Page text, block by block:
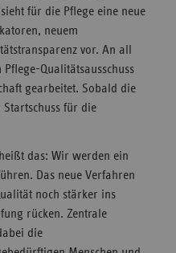
für die Pflege eine neue
neuem
vor. An all
Qualitätsausschuss
gearbeitet. Sobald die
für die
das: Wir werden ein
Das neue Verfahren
noch stärker ins
rücken. Zentrale
die